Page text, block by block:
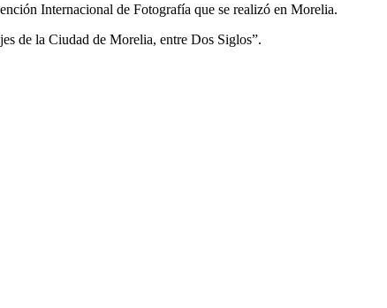
Internacional de Fotografía que se realizó en Morelia.
de la Ciudad de Morelia, entre Dos Siglos”.